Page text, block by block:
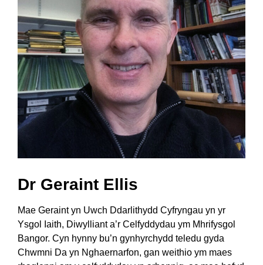
Dr Geraint Ellis
Mae Geraint yn Uwch Ddarlithydd Cyfryngau yn yr
Ysgol Iaith, Diwylliant a’r Celfyddydau ym Mhrifysgol
Bangor. Cyn hynny bu’n gynhyrchydd teledu gyda
Chwmni Da yn Nghaernarfon, gan weithio ym maes